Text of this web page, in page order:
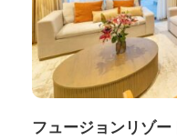
フュージョンリゾ